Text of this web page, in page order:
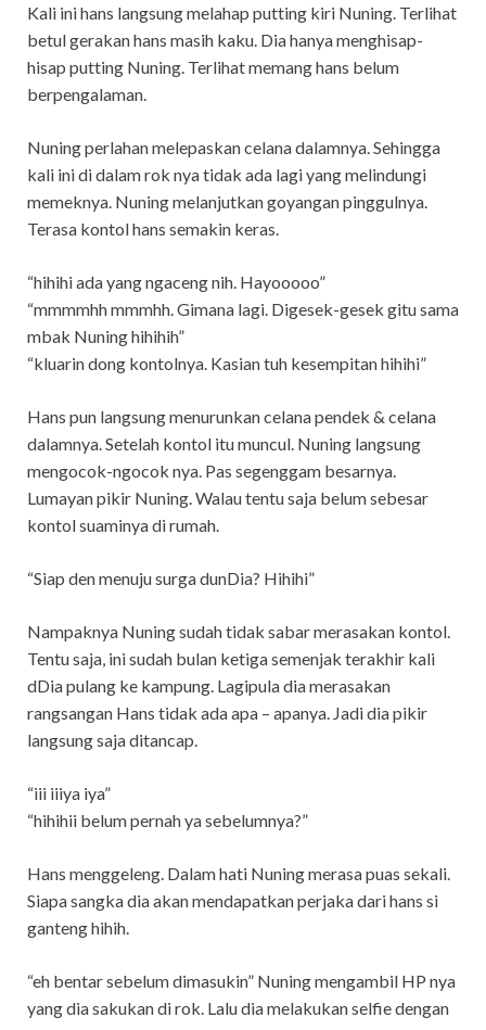
Kali ini hans langsung melahap putting kiri Nuning. Terlihat
betul gerakan hans masih kaku. Dia hanya menghisap-
hisap putting Nuning. Terlihat memang hans belum
berpengalaman.
Nuning perlahan melepaskan celana dalamnya. Sehingga
kali ini di dalam rok nya tidak ada lagi yang melindungi
memeknya. Nuning melanjutkan goyangan pinggulnya.
Terasa kontol hans semakin keras.
“hihihi ada yang ngaceng nih. Hayooooo”
“mmmmhh mmmhh. Gimana lagi. Digesek-gesek gitu sama
mbak Nuning hihihih”
“kluarin dong kontolnya. Kasian tuh kesempitan hihihi”
Hans pun langsung menurunkan celana pendek & celana
dalamnya. Setelah kontol itu muncul. Nuning langsung
mengocok-ngocok nya. Pas segenggam besarnya.
Lumayan pikir Nuning. Walau tentu saja belum sebesar
kontol suaminya di rumah.
“Siap den menuju surga dunDia? Hihihi”
Nampaknya Nuning sudah tidak sabar merasakan kontol.
Tentu saja, ini sudah bulan ketiga semenjak terakhir kali
dDia pulang ke kampung. Lagipula dia merasakan
rangsangan Hans tidak ada apa – apanya. Jadi dia pikir
langsung saja ditancap.
“iii iiiya iya”
“hihihii belum pernah ya sebelumnya?”
Hans menggeleng. Dalam hati Nuning merasa puas sekali.
Siapa sangka dia akan mendapatkan perjaka dari hans si
ganteng hihih.
“eh bentar sebelum dimasukin” Nuning mengambil HP nya
yang dia sakukan di rok. Lalu dia melakukan selfie dengan